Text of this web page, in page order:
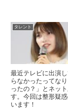
タレント
最近テレビに出演
らなかったってな
ったの？」とネッ
す。今回は整形疑
います！